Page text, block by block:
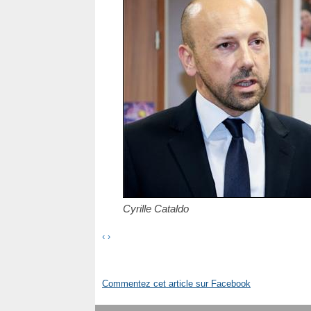
Cyrille Cataldo
‹ ›
Commentez cet article sur Facebook